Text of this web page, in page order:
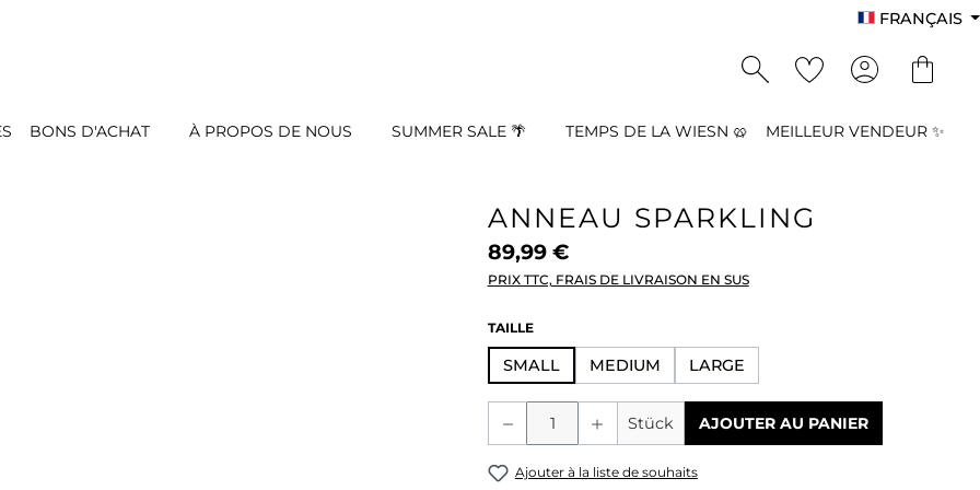
FRANÇAIS
BONS D'ACHAT À PROPOS DE NOUS SUMMER SALE 🌴 TEMPS DE LA WIESN 🥨 MEILLEUR VENDEUR ✨
ANNEAU SPARKLING
89,99 €
PRIX TTC, FRAIS DE LIVRAISON EN SUS
SÉLECTIONNEZ
TAILLE
SMALL MEDIUM LARGE
Quantité de produit : Entrez la
Stück AJOUTER AU PANIER
Ajouter à la liste de souhaits